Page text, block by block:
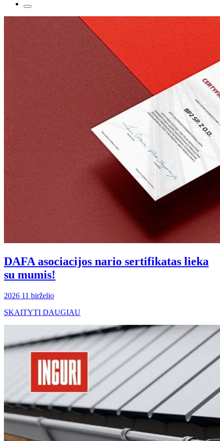
DAFA asociacijos nario sertifikatas lieka
su mumis!
2026 11 birželio
SKAITYTI DAUGIAU